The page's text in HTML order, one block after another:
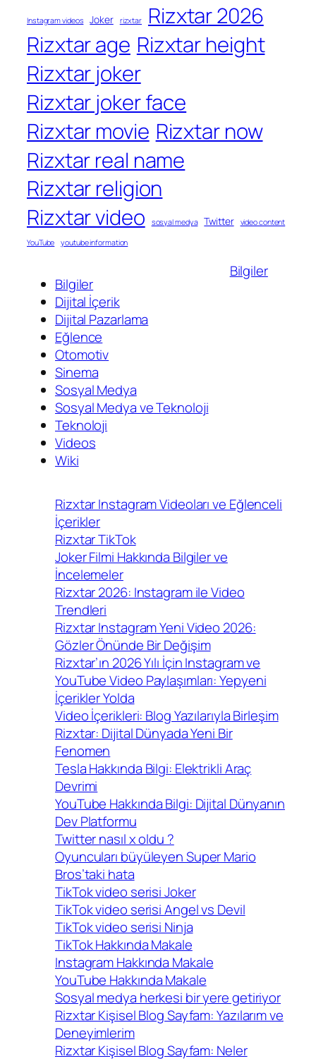
Instagram videos Joker rizxtar
Rizxtar 2026
Rizxtar age Rizxtar height
Rizxtar joker
Rizxtar joker face
Rizxtar movie Rizxtar now
Rizxtar real name
Rizxtar religion
Rizxtar video
sosyal medya Twitter video content
YouTube youtube information
Bilgiler
Dijital İçerik
Dijital Pazarlama
Eğlence
Otomotiv
Sinema
Sosyal Medya
Sosyal Medya ve Teknoloji
Teknoloji
Videos
Wiki
Bilgiler
Rizxtar Instagram Videoları ve Eğlenceli
İçerikler
Rizxtar TikTok
Joker Filmi Hakkında Bilgiler ve
İncelemeler
Rizxtar 2026: Instagram ile Video
Trendleri
Rizxtar Instagram Yeni Video 2026:
Gözler Önünde Bir Değişim
Rizxtar’ın 2026 Yılı İçin Instagram ve
YouTube Video Paylaşımları: Yepyeni
İçerikler Yolda
Video İçerikleri: Blog Yazılarıyla Birleşim
Rizxtar: Dijital Dünyada Yeni Bir
Fenomen
Tesla Hakkında Bilgi: Elektrikli Araç
Devrimi
YouTube Hakkında Bilgi: Dijital Dünyanın
Dev Platformu
Twitter nasıl x oldu ?
Oyuncuları büyüleyen Super Mario
Bros’taki hata
TikTok video serisi Joker
TikTok video serisi Angel vs Devil
TikTok video serisi Ninja
TikTok Hakkında Makale
Instagram Hakkında Makale
YouTube Hakkında Makale
Sosyal medya herkesi bir yere getiriyor
Rizxtar Kişisel Blog Sayfam: Yazılarım ve
Deneyimlerim
Rizxtar Kişisel Blog Sayfam: Neler